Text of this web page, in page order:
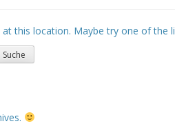
this location. Maybe try one of the